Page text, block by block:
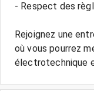
- Respect des
Rejoignez une
où vous pourrez